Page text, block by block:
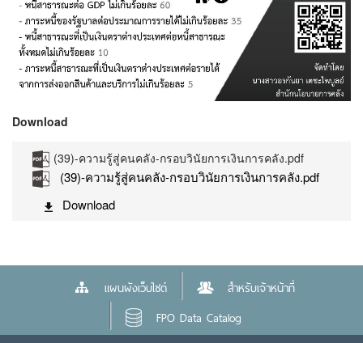
Download
(39)-ความรู้สู่คนคลัง-กรอบวินัยการเงินการคลัง.pdf
(39)-ความรู้สู่คนคลัง-กรอบวินัยการเงินการคลัง.pdf
Download
แผนผังเว็บไซต์
สำหรับเจ้าหน้าที่
FPO Data Catalog